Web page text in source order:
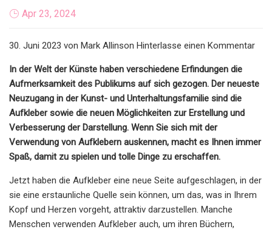
Apr 23, 2024
30. Juni 2023 von Mark Allinson Hinterlasse einen Kommentar
In der Welt der Künste haben verschiedene Erfindungen die
Aufmerksamkeit des Publikums auf sich gezogen. Der neueste
Neuzugang in der Kunst- und Unterhaltungsfamilie sind die
Aufkleber sowie die neuen Möglichkeiten zur Erstellung und
Verbesserung der Darstellung. Wenn Sie sich mit der
Verwendung von Aufklebern auskennen, macht es Ihnen immer
Spaß, damit zu spielen und tolle Dinge zu erschaffen.
Jetzt haben die Aufkleber eine neue Seite aufgeschlagen, in der
sie eine erstaunliche Quelle sein können, um das, was in Ihrem
Kopf und Herzen vorgeht, attraktiv darzustellen. Manche
Menschen verwenden Aufkleber auch, um ihren Büchern,